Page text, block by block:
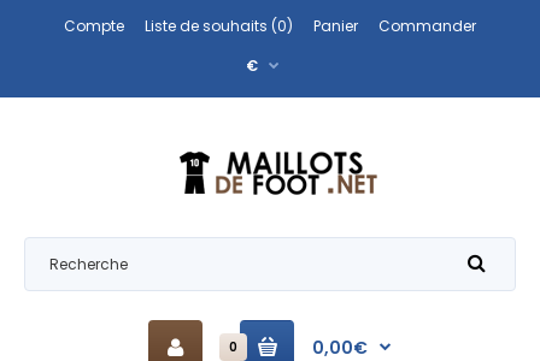
Compte Liste de souhaits (0) Panier
Commander
€
0 0,00€